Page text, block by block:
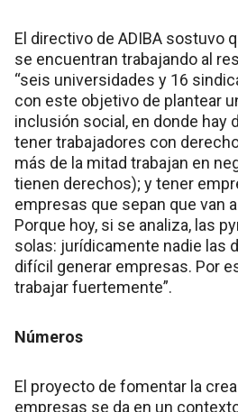
El directivo de ADIBA sostuvo
se encuentran trabajando al
“seis universidades y 16
con este objetivo de plantear
inclusión social, en donde hay
tener trabajadores con
más de la mitad trabajan en
tienen derechos); y tener
empresas que sepan que van
Porque hoy, si se analiza, las
solas: jurídicamente nadie las
difícil generar empresas. Por
trabajar fuertemente”.
Números
El proyecto de fomentar la
empresas se da en un